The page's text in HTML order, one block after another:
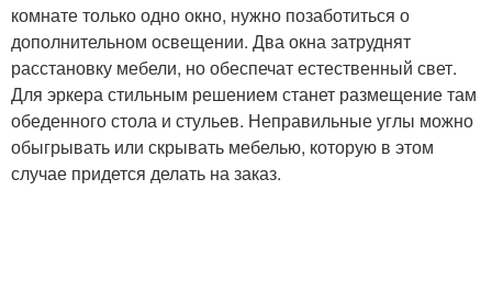
комнате только одно окно, нужно позаботиться о
дополнительном освещении. Два окна затруднят
расстановку мебели, но обеспечат естественный свет.
Для эркера стильным решением станет размещение там
обеденного стола и стульев. Неправильные углы можно
обыгрывать или скрывать мебелью, которую в этом
случае придется делать на заказ.